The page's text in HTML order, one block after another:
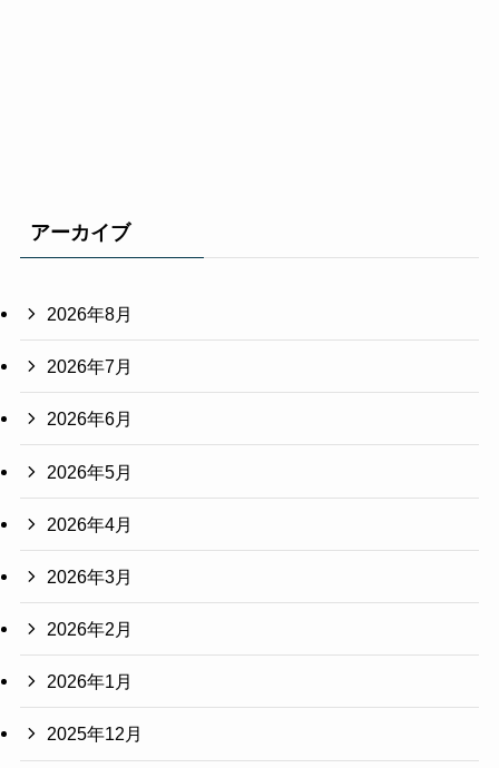
アーカイブ
2026年8月
2026年7月
2026年6月
2026年5月
2026年4月
2026年3月
2026年2月
2026年1月
2025年12月